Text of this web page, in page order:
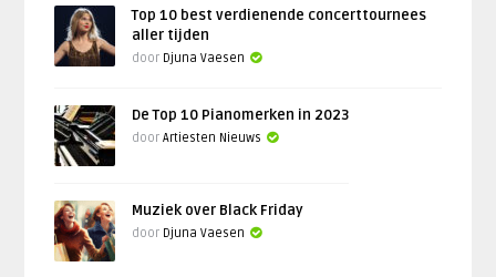
Top 10 best verdienende concerttournees
aller tijden
door Djuna Vaesen
De Top 10 Pianomerken in 2023
doorArtiesten Nieuws
Muziek over Black Friday
door Djuna Vaesen